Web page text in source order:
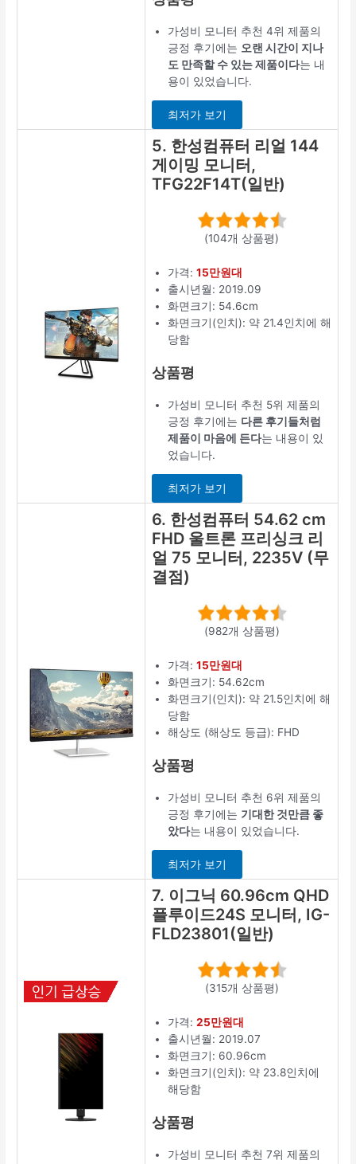
가성비 모니터 추천 4위 제품의
긍정 후기에는 오랜 시간이 지나
도 만족할 수 있는 제품이다는 내
용이 있었습니다.
최저가 보기
5. 한성컴퓨터 리얼 144
게이밍 모니터,
TFG22F14T(일반)
(104개 상품평)
가격:15만원대
출시년월: 2019.09
화면크기: 54.6cm
화면크기(인치): 약 21.4인치에 해
당함
상품평
가성비 모니터 추천 5위 제품의
긍정 후기에는 다른 후기들처럼
제품이 마음에 든다는 내용이 있
었습니다.
최저가 보기
6. 한성컴퓨터 54.62 cm
FHD 울트론 프리싱크 리
얼 75 모니터, 2235V (무
결점)
(982개 상품평)
가격:15만원대
화면크기: 54.62cm
화면크기(인치): 약 21.5인치에 해
당함
해상도 (해상도 등급): FHD
상품평
가성비 모니터 추천 6위 제품의
긍정 후기에는 기대한 것만큼 좋
았다는 내용이 있었습니다.
최저가 보기
7. 이그닉 60.96cm QHD
플루이드24S 모니터, IG-
FLD23801(일반)
(315개 상품평)
가격:25만원대
출시년월: 2019.07
화면크기: 60.96cm
화면크기(인치): 약 23.8인치에
해당함
상품평
가성비 모니터 추천 7위 제품의